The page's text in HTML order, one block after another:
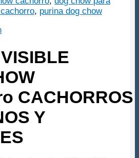
, purina dog chow
CACHORROS
Y